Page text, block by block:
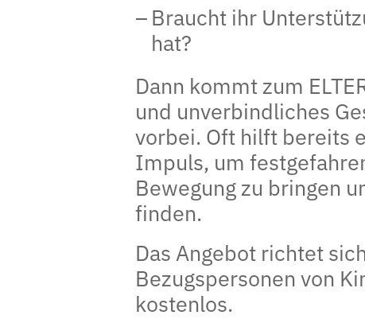
Braucht ihr
hat?
Dann kommt zum
und unverbindliches
vorbei. Oft hilft bereits
Impuls, um
Bewegung zu bringen
finden.
Das Angebot richtet
Bezugspersonen von
kostenlos.